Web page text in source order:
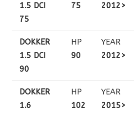
1.5 DCI
75
75
2012>
DOKKER
1.5 DCI
90
HP
90
YEAR
2012>
DOKKER
1.6
HP
102
YEAR
2015>